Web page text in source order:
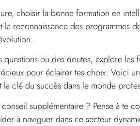
choisir la bonne formation en
la reconnaissance des programmes
questions ou des doutes, explore
pour éclairer tes choix. Voici
la clé du succès dans le monde
conseil supplémentaire ? Pense à te
à naviguer dans ce secteur